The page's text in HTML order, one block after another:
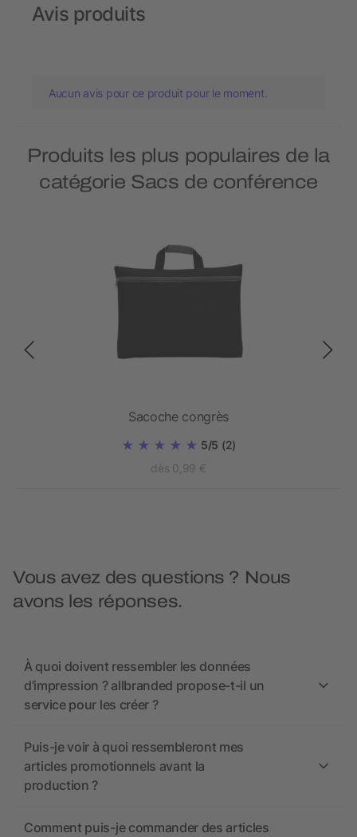
Avis produits
Aucun avis pour ce produit pour le moment.
Produits les plus populaires de la
catégorie Sacs de conférence
Sacoche congrès
5/5 (2)
dès 0,99 €
Vous avez des questions ? Nous
avons les réponses.
À quoi doivent ressembler les données
d’impression ? allbranded propose-t-il un
service pour les créer ?
Puis-je voir à quoi ressembleront mes
articles promotionnels avant la
production ?
Comment puis-je commander des articles